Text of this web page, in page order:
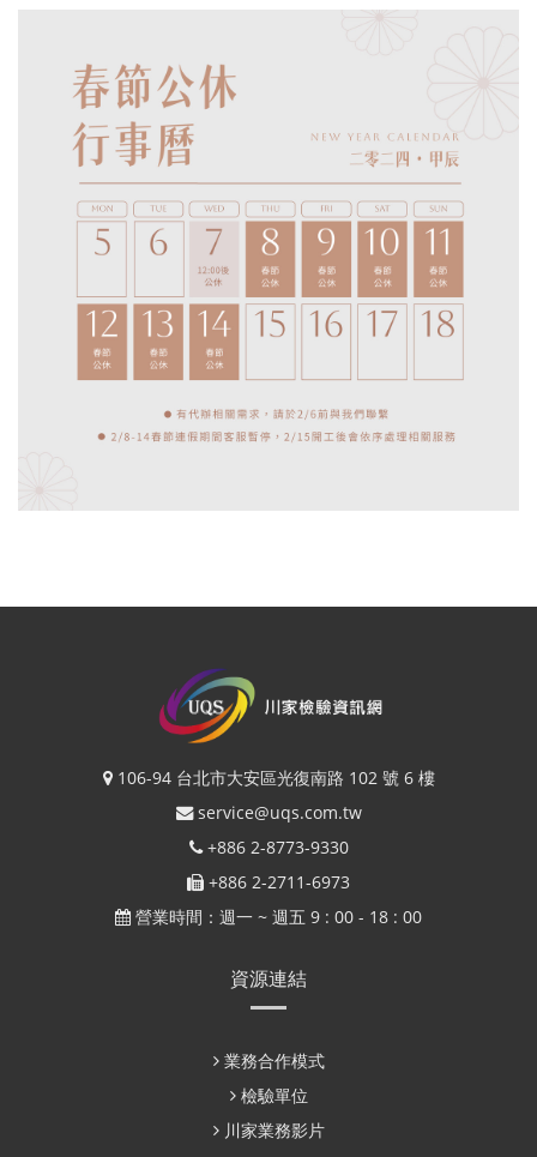
106-94 台北市大安區光復南路 102 號 6 樓
service@uqs.com.tw
+886 2-8773-9330
+886 2-2711-6973
營業時間：週一 ~ 週五 9 : 00 - 18 : 00
資源連結
業務合作模式
檢驗單位
川家業務影片